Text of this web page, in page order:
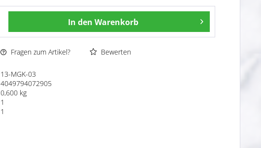
In den Warenkorb
Fragen zum Artikel? Bewerten
13-MGK-03
4049794072905
0,600 kg
1
1